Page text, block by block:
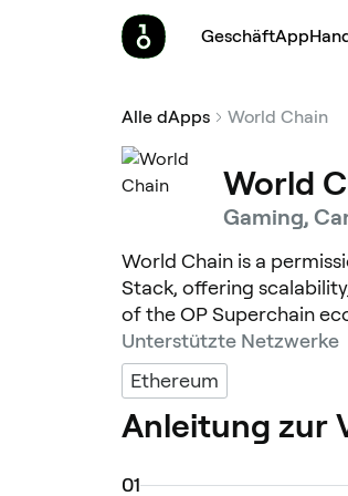
GeschäftApp
Alle dApps World Chain
World
Gaming,
World Chain is a
Stack, offering
of the OP Superchain
Unterstützte Netzwerke
Ethereum
Anleitung zur
01